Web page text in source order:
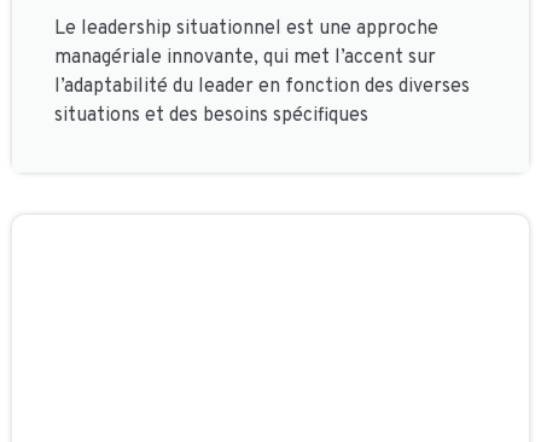
Le leadership situationnel est une approche
managériale innovante, qui met l’accent sur
l’adaptabilité du leader en fonction des diverses
situations et des besoins spécifiques